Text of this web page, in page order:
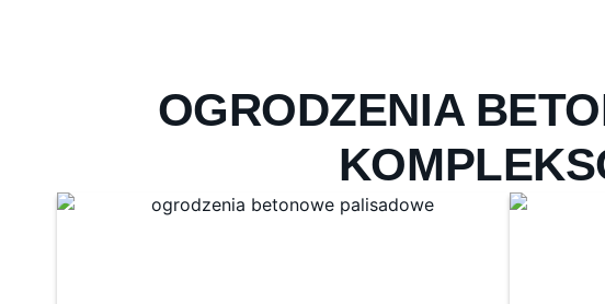
OGRODZENIA